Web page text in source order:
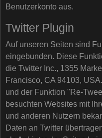
Benutzerkonto aus.
Twitter Plugin
Auf unseren Seiten sind
eingebunden. Diese
die Twitter Inc., 1355
Francisco, CA 94103,
und der Funktion "Re-
besuchten Websites mit
und anderen Nutzern
Daten an Twitter